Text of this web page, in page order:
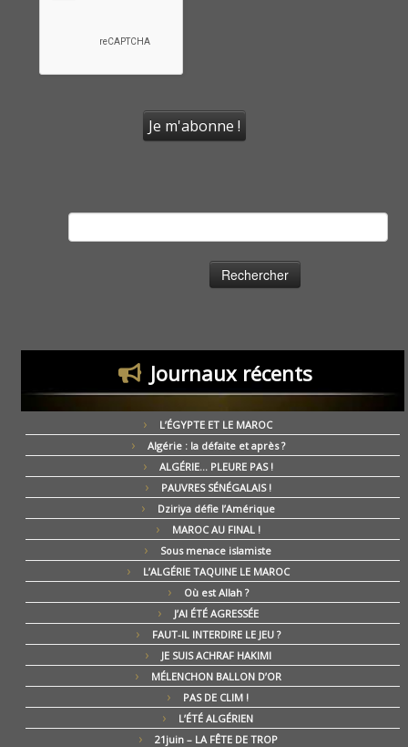
Journaux récents
L’ÉGYPTE ET LE MAROC
Algérie : la défaite et après ?
ALGÉRIE… PLEURE PAS !
PAUVRES SÉNÉGALAIS !
Dziriya défie l’Amérique
MAROC AU FINAL !
Sous menace islamiste
L’ALGÉRIE TAQUINE LE MAROC
Où est Allah ?
J’AI ÉTÉ AGRESSÉE
FAUT-IL INTERDIRE LE JEU ?
JE SUIS ACHRAF HAKIMI
MÉLENCHON BALLON D’OR
PAS DE CLIM !
L’ÉTÉ ALGÉRIEN
21juin – LA FÊTE DE TROP